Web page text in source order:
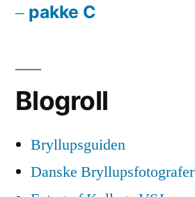
pakke C
Blogroll
Bryllupsguiden
Danske Bryllupsfotografer